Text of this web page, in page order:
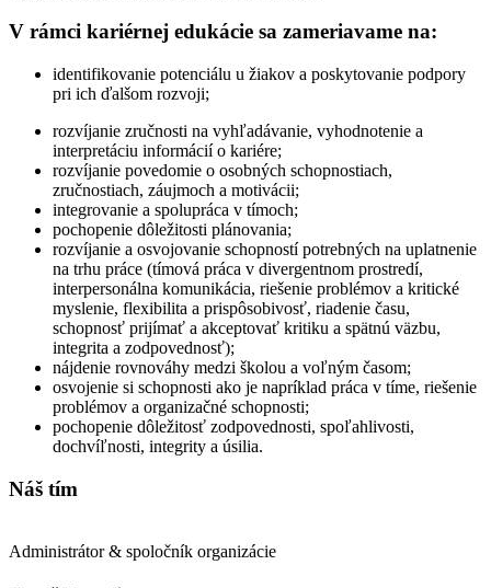
V rámci kariérnej edukácie sa zameriavame na:
identifikovanie potenciálu u žiakov a poskytovanie podpory
pri ich ďalšom rozvoji;
rozvíjanie zručnosti na vyhľadávanie, vyhodnotenie a
interpretáciu informácií o kariére;
rozvíjanie povedomie o osobných schopnostiach,
zručnostiach, záujmoch a motivácii;
integrovanie a spolupráca v tímoch;
pochopenie dôležitosti plánovania;
rozvíjanie a osvojovanie schopností potrebných na uplatnenie
na trhu práce (tímová práca v divergentnom prostredí,
interpersonálna komunikácia, riešenie problémov a kritické
myslenie, flexibilita a prispôsobivosť, riadenie času,
schopnosť prijímať a akceptovať kritiku a spätnú väzbu,
integrita a zodpovednosť);
nájdenie rovnováhy medzi školou a voľným časom;
osvojenie si schopnosti ako je napríklad práca v tíme, riešenie
problémov a organizačné schopnosti;
pochopenie dôležitosť zodpovednosti, spoľahlivosti,
dochvíľnosti, integrity a úsilia.
Náš tím
Administrátor & spoločník organizácie